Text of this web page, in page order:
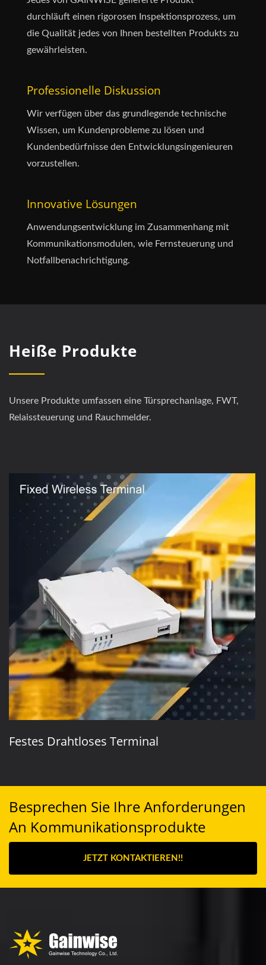
durchläuft einen rigorosen Inspektionsprozess, um
die Qualität jedes von Ihnen bestellten Produkts zu
gewährleisten.
Professionelle Diskussion
Wir verfügen über das grundlegende technische
Wissen, um Kundenprobleme zu lösen und
Kundenbedürfnisse den Entwicklungsingenieuren
vorzustellen.
Innovative Lösungen
Anwendungsentwicklung im Zusammenhang mit
Kommunikationsmodulen, wie Fernsteuerung und
Notfallbenachrichtigung.
Heiße Produkte
Unsere Produkte umfassen eine Türsprechanlage, FWT,
Relaissteuerung und Rauchmelder.
Festes Drahtloses Terminal
Besprechen Sie Ihre Anforderungen
An Kommunikationsprodukte
JETZT KONTAKTIEREN!!